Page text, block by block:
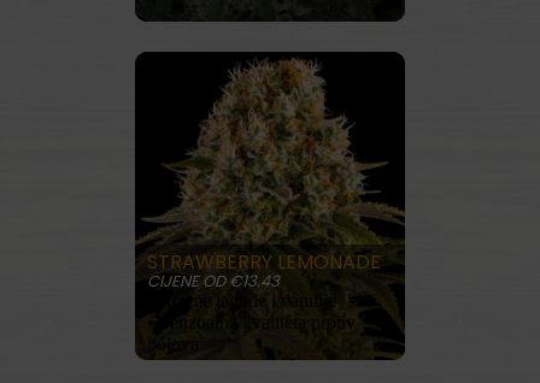
STRAWBERRY LEMONADE
CIJENE OD €13.43
• Arome jagode i vanilije
• Senzualna kvaliteta protiv
bolova